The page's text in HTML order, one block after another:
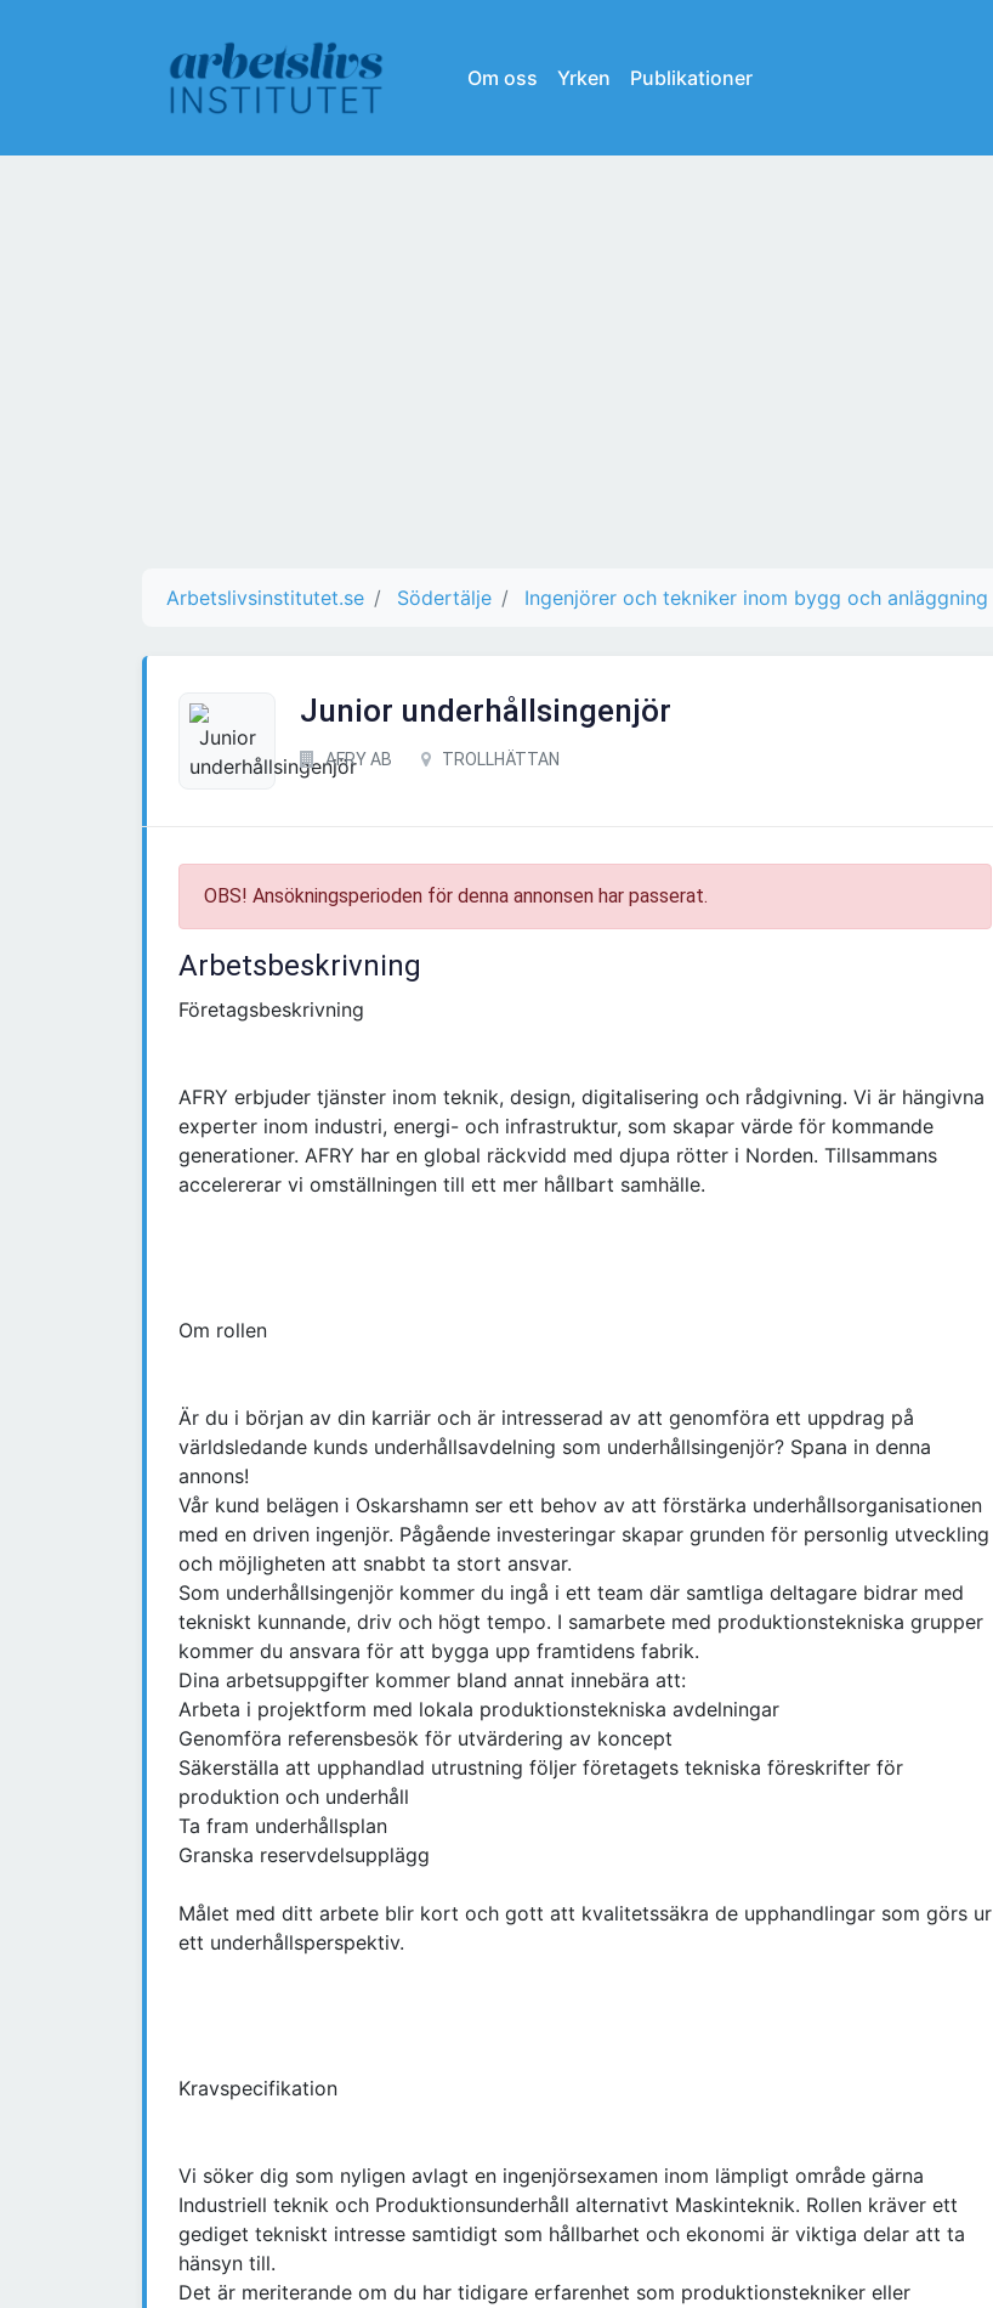
Om oss Yrken Publikationer
Arbetslivsinstitutet.se Södertälje Ingenjörer och tekniker inom bygg och anläggning
Junior underhållsingenjör
AFRY AB TROLLHÄTTAN
OBS! Ansökningsperioden för denna annonsen har passerat.
Arbetsbeskrivning
Företagsbeskrivning
AFRY erbjuder tjänster inom teknik, design, digitalisering och rådgivning. Vi är hängivna
experter inom industri, energi- och infrastruktur, som skapar värde för kommande
generationer. AFRY har en global räckvidd med djupa rötter i Norden. Tillsammans
accelererar vi omställningen till ett mer hållbart samhälle.
Om rollen
Är du i början av din karriär och är intresserad av att genomföra ett uppdrag på
världsledande kunds underhållsavdelning som underhållsingenjör? Spana in denna
annons!
Vår kund belägen i Oskarshamn ser ett behov av att förstärka underhållsorganisationen
med en driven ingenjör. Pågående investeringar skapar grunden för personlig utveckling
och möjligheten att snabbt ta stort ansvar.
Som underhållsingenjör kommer du ingå i ett team där samtliga deltagare bidrar med
tekniskt kunnande, driv och högt tempo. I samarbete med produktionstekniska grupper
kommer du ansvara för att bygga upp framtidens fabrik.
Dina arbetsuppgifter kommer bland annat innebära att:
Arbeta i projektform med lokala produktionstekniska avdelningar
Genomföra referensbesök för utvärdering av koncept
Säkerställa att upphandlad utrustning följer företagets tekniska föreskrifter för
produktion och underhåll
Ta fram underhållsplan
Granska reservdelsupplägg
Målet med ditt arbete blir kort och gott att kvalitetssäkra de upphandlingar som görs ur
ett underhållsperspektiv.
Kravspecifikation
Vi söker dig som nyligen avlagt en ingenjörsexamen inom lämpligt område gärna
Industriell teknik och Produktionsunderhåll alternativt Maskinteknik. Rollen kräver ett
gediget tekniskt intresse samtidigt som hållbarhet och ekonomi är viktiga delar att ta
hänsyn till.
Det är meriterande om du har tidigare erfarenhet som produktionstekniker eller